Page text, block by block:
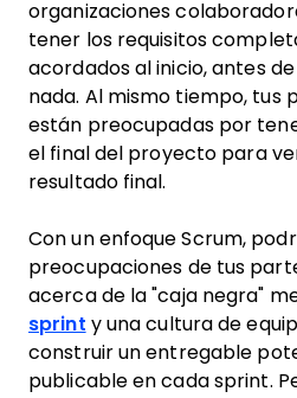
organizaciones
tener los requisitos
acordados al inicio, antes
nada. Al mismo tiempo, tus
están preocupadas por
el final del proyecto para
resultado final.
Con un enfoque Scrum,
preocupaciones de tus
acerca de la "caja negra"
sprint y una cultura de
construir un entregable
publicable en cada sprint.